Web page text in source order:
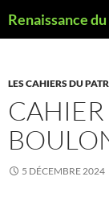
auRenaissance
LES CAHIERS DU
5 DÉCEMBRE 2024